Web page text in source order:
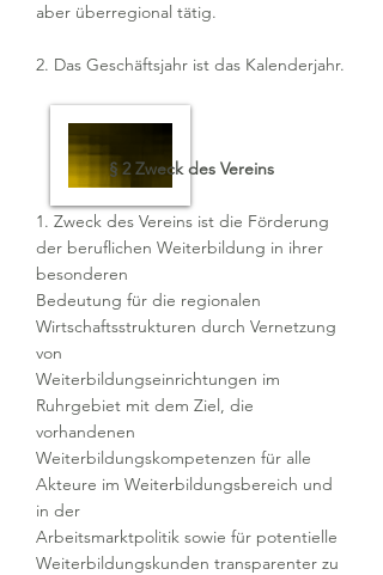
aber überregional tätig.
2. Das Geschäftsjahr ist das Kalenderjahr.
§ 2 Zweck des Vereins
1. Zweck des Vereins ist die Förderung
der beruflichen Weiterbildung in ihrer
besonderen
Bedeutung für die regionalen
Wirtschaftsstrukturen durch Vernetzung
von
Weiterbildungseinrichtungen im
Ruhrgebiet mit dem Ziel, die
vorhandenen
Weiterbildungskompetenzen für alle
Akteure im Weiterbildungsbereich und
in der
Arbeitsmarktpolitik sowie für potentielle
Weiterbildungskunden transparenter zu